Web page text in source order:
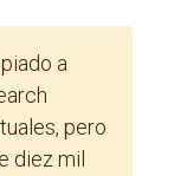
a
pero
diez mil